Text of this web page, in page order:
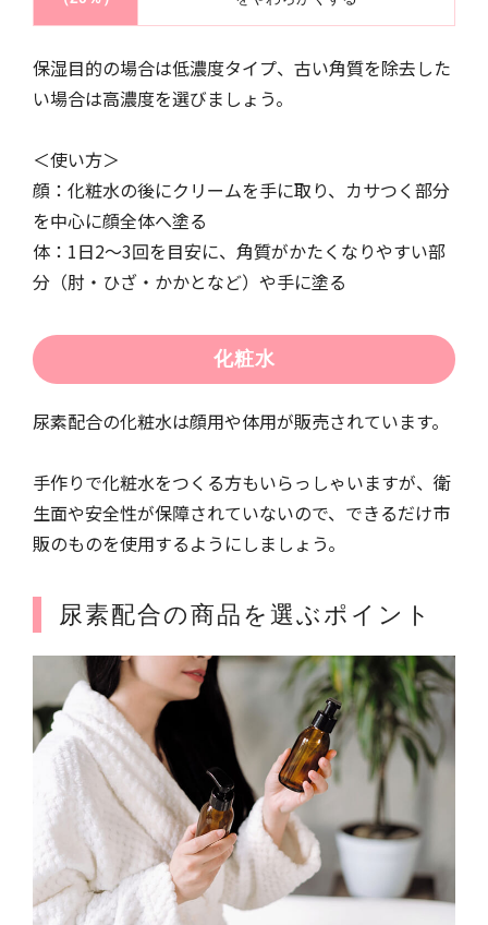
保湿目的の場合は低濃度タイプ、古い角質を除去した
い場合は高濃度を選びましょう。
＜使い方＞
顔：化粧水の後にクリームを手に取り、カサつく部分
を中心に顔全体へ塗る
体：1日2～3回を目安に、角質がかたくなりやすい部
分（肘・ひざ・かかとなど）や手に塗る
化粧水
尿素配合の化粧水は顔用や体用が販売されています。
手作りで化粧水をつくる方もいらっしゃいますが、衛
生面や安全性が保障されていないので、できるだけ市
販のものを使用するようにしましょう。
尿素配合の商品を選ぶポイント